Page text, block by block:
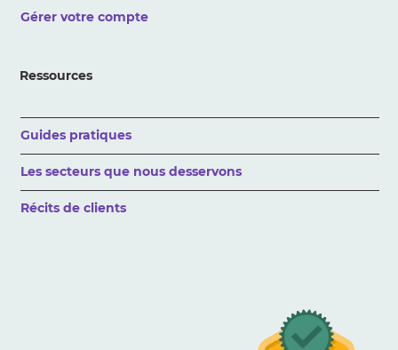
Gérer votre compte
Ressources
Guides pratiques
Les secteurs que nous desservons
Récits de clients